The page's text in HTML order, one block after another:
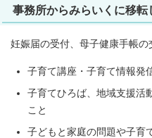
事務所からみらいくに移転
妊娠届の受付、母子健康手帳の
子育て講座・子育て情報発
子育てひろば、地域支援活
こと
子どもと家庭の問題や子育